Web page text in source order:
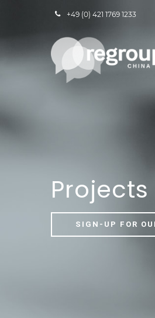
+49 (0) 421 1769 1233
Projects
SIGN-UP FOR